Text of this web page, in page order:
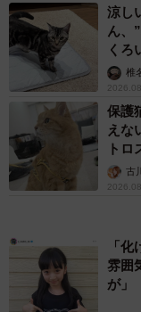
涼し
ん、
くろ
椎
保護
えな
ト
古
「
雰囲
が」